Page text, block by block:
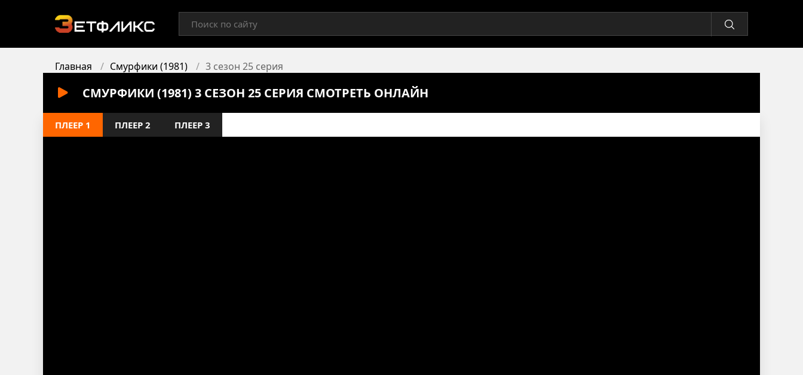
Главная Смурфики (1981) 3 сезон 25 серия
СМУРФИКИ (1981) 3 СЕЗОН 25 СЕРИЯ СМОТРЕТЬ ОНЛАЙН
ПЛЕЕР 1 ПЛЕЕР 2 ПЛЕЕР 3